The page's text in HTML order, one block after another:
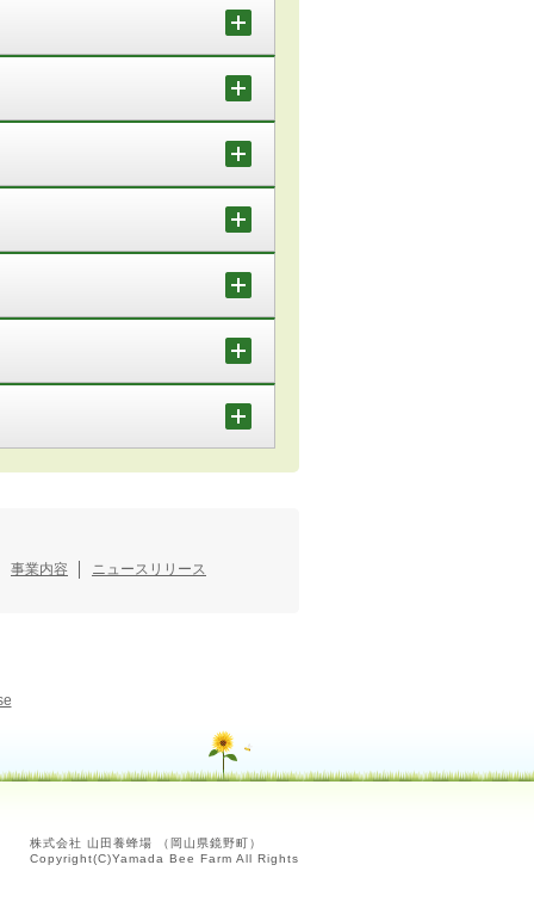
事業内容
ニュースリリース
株式会社 山田養蜂場 （岡山県鏡野町）
Copyright(C)Yamada Bee Farm All Rights